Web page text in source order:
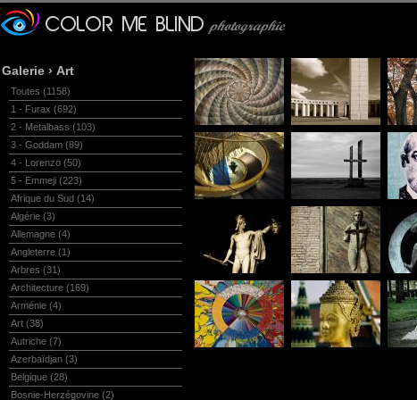
Galerie › Art
Toutes (1158)
1 - Furax (692)
2 - Metalbass (103)
3 - Goddam (89)
4 - Lorenzo (50)
5 - Emmeji (223)
Afrique du Sud (14)
Algérie (3)
Allemagne (4)
Angleterre (1)
Arbres (31)
Architecture (169)
Arménie (4)
Art (38)
Autriche (7)
Azerbaïdjan (3)
Belgique (28)
Bosnie-Herzégovine (2)